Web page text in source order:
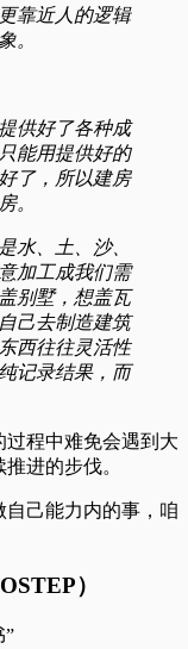
靠近人的逻辑
。
供好了各种成
能用提供好的
了，所以建房
。
水、土、沙、
加工成我们需
别墅，想盖瓦
己去制造建筑
西往往灵活性
记录结果，而
程中难免会遇到大
进的步伐。
自己能力内的事，咱
OSTEP）
”